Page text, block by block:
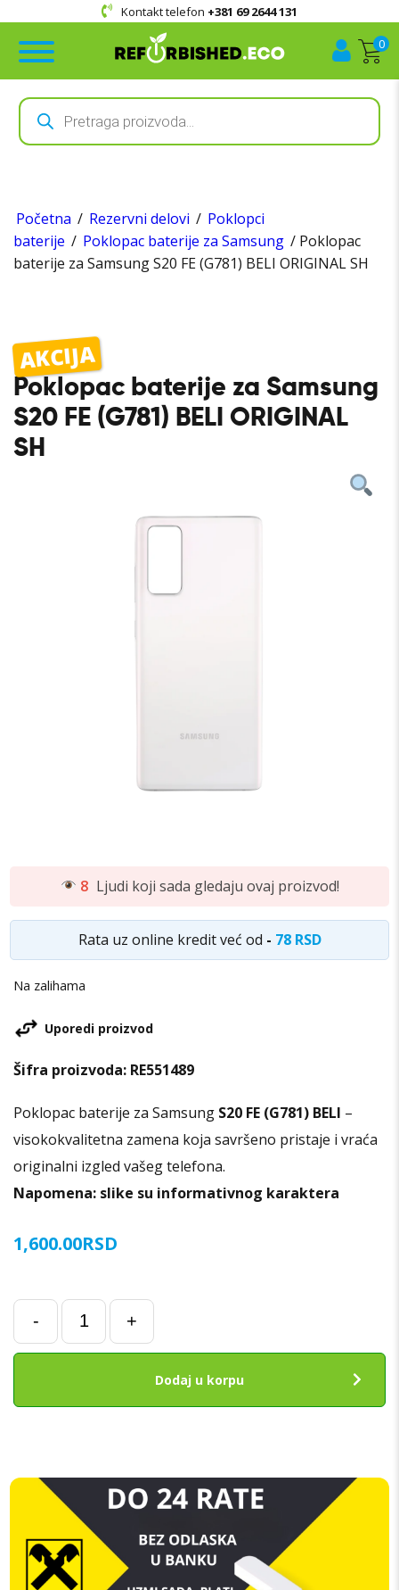
Kupovina uprodavnici i online
0
Products
search
Početna / Rezervni delovi / Poklopci
baterije / Poklopac baterije za Samsung / Poklopac
baterije za Samsung S20 FE (G781) BELI ORIGINAL SH
8 Ljudi koji sada gledaju ovaj proizvod!
Rata uz online kredit već od - 78 RSD
AKCIJA
Poklopac baterije za Samsung
S20 FE (G781) BELI ORIGINAL
SH
1,600.00RSD
Na zalihama
Poklopac baterije za Samsung S20 FE (G781) BELI –
visokokvalitetna zamena koja savršeno pristaje i vraća
originalni izgled vašeg telefona.
Napomena: slike su informativnog karaktera
-
Poklopac
baterije
za
ORIGINAL
SH
količina
+
Dodaj u korpu
Uporedi proizvod
Šifra proizvoda: RE551489